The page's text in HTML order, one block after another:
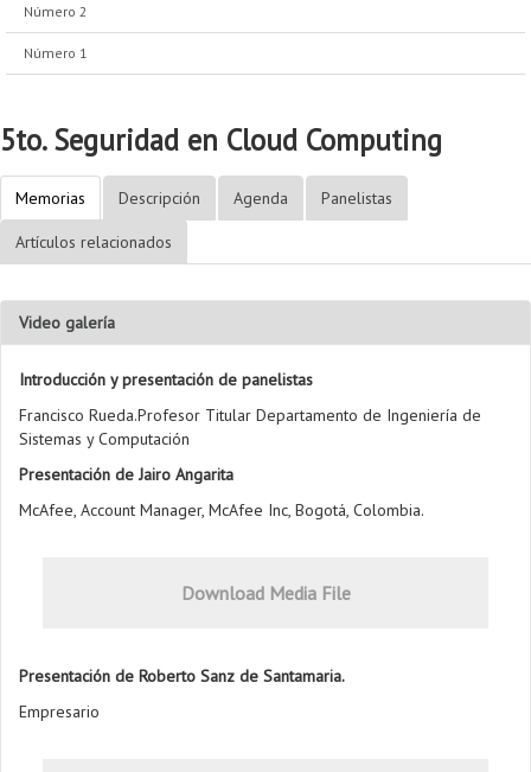
Número 2
Número 1
5to. Seguridad en Cloud Computing
Memorias Descripción Agenda Panelistas
Artículos relacionados
Video galería
Introducción y presentación de panelistas
Francisco Rueda.Profesor Titular Departamento de Ingeniería de
Sistemas y Computación
Presentación de Jairo Angarita
McAfee, Account Manager, McAfee Inc, Bogotá, Colombia.
Download Media File
Presentación de Roberto Sanz de Santamaria.
Empresario